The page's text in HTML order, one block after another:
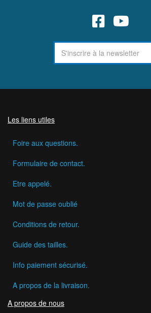
Les liens utiles
Foire aux questions.
Formulaire de contact.
Etre appelé.
Mot de passe oublié
Conditions de retour.
Guide des tailles.
Info paiement sécurisé.
A propos de la livraison.
A propos de nous